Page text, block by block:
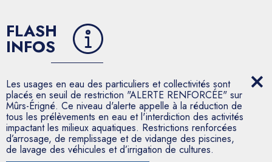
FLASH
INFOS
Les usages en eau des particuliers et collectivités sont
placés en seuil de restriction "ALERTE RENFORCÉE" sur
Mûrs-Érigné. Ce niveau d'alerte appelle à la réduction de
tous les prélèvements en eau et l'interdiction des activités
impactant les milieux aquatiques. Restrictions renforcées
d’arrosage, de remplissage et de vidange des piscines,
de lavage des véhicules et d’irrigation de cultures.